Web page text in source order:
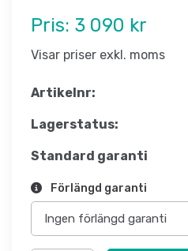
Pris: 3 090 kr
Visar priser exkl. moms
Artikelnr:
Lagerstatus:
Standard garanti
Förlängd garanti